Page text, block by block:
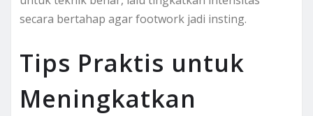
secara bertahap agar footwork jadi insting.
Tips Praktis untuk
Meningkatkan